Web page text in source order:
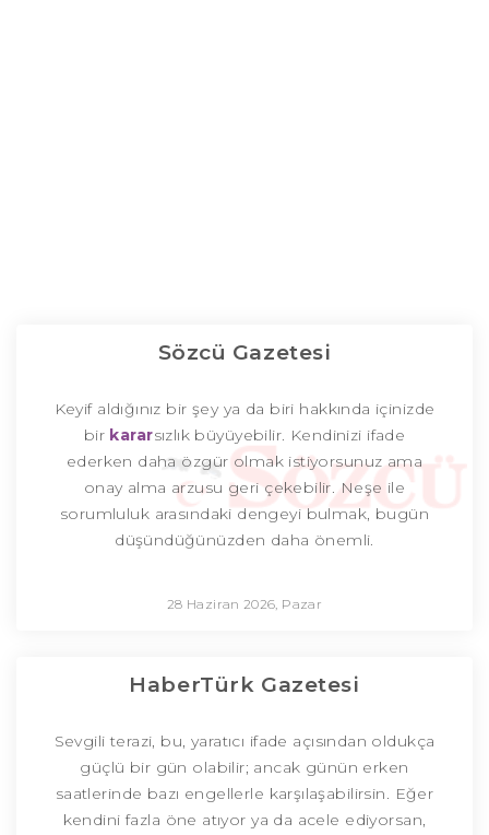
Sözcü Gazetesi
Keyif aldığınız bir şey ya da biri hakkında içinizde
bir kararsızlık büyüyebilir. Kendinizi ifade
ederken daha özgür olmak istiyorsunuz ama
onay alma arzusu geri çekebilir. Neşe ile
sorumluluk arasındaki dengeyi bulmak, bugün
düşündüğünüzden daha önemli.
28 Haziran 2026, Pazar
HaberTürk Gazetesi
Sevgili terazi, bu, yaratıcı ifade açısından oldukça
güçlü bir gün olabilir; ancak günün erken
saatlerinde bazı engellerle karşılaşabilirsin. Eğer
kendini fazla öne atıyor ya da acele ediyorsan,